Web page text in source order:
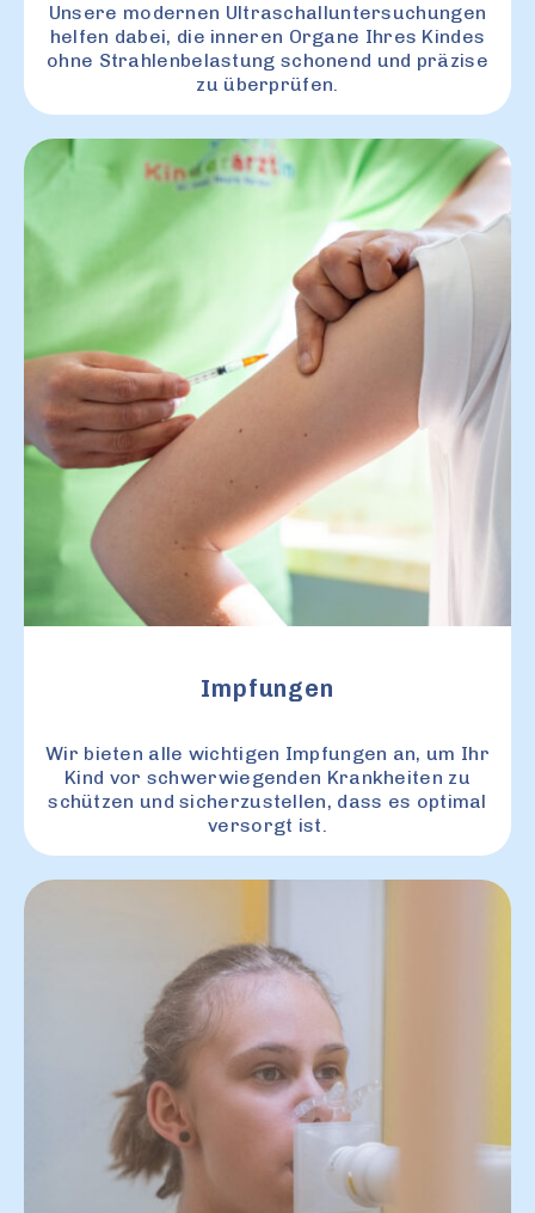
Unsere modernen Ultraschalluntersuchungen
helfen dabei, die inneren Organe Ihres Kindes
ohne Strahlenbelastung schonend und präzise
zu überprüfen.
Impfungen
Wir bieten alle wichtigen Impfungen an, um Ihr
Kind vor schwerwiegenden Krankheiten zu
schützen und sicherzustellen, dass es optimal
versorgt ist.